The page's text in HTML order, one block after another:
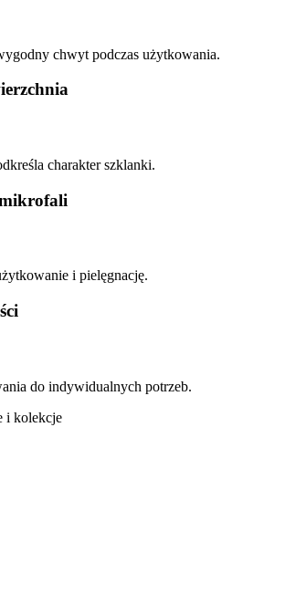
chwyt podczas użytkowania.
charakter szklanki.
i pielęgnację.
do indywidualnych potrzeb.
i kolekcje